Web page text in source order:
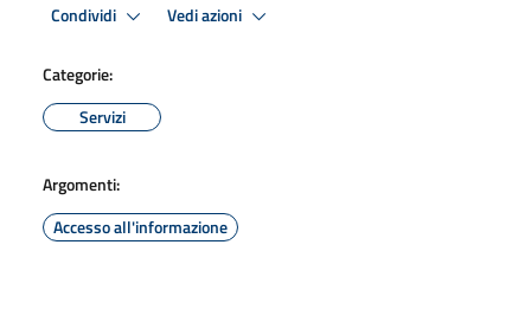
Condividi Vedi azioni
Categorie:
Servizi
Argomenti:
Accesso all'informazione